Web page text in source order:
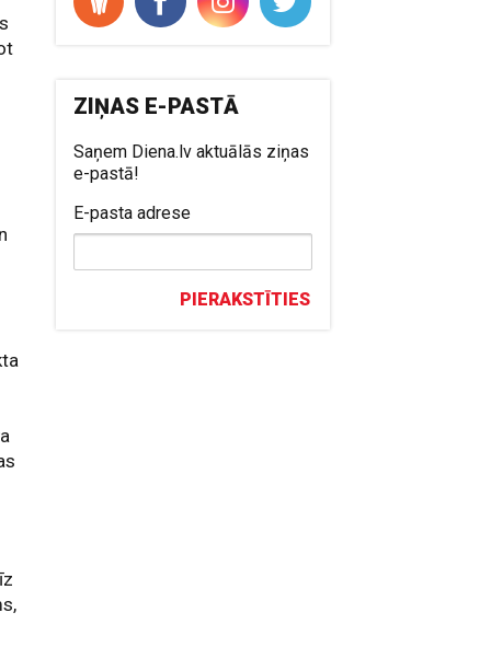
ZIŅAS E-PASTĀ
Saņem Diena.lv aktuālās ziņas
e-pastā!
E-pasta adrese
PIERAKSTĪTIES